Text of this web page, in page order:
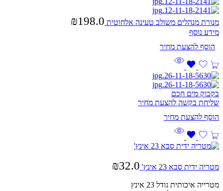
מנורת מנהלים משולב טעינה אלחוטית ₪198.0
מידע נוסף
בקבוק מים חכם
שליחת בקשה להצעת מחיר
מטריה ידית סבא 23 אינץ' ₪32.0
מטרייה איכותית גודל 23 אינץ